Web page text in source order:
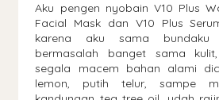
Aku pengen nyobain V10 Plus
Facial Mask dan V10 Plus
karena aku sama bundaku
bermasalah banget sama
segala macem bahan alami
lemon, putih telur, sampe